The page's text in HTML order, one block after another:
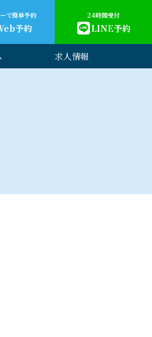
求人情報
で簡単予約
予約
24時間受付
LINE予約